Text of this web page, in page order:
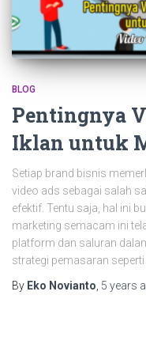
BLOG
Pentingnya
Iklan untuk
Setiap brand bisnis
video ads sebagai salah
efektif. Tentu saja, hal ini
marketing semacam ini
platform dan saluran
strategi pemasaran seperti
By Eko Novianto 5 years